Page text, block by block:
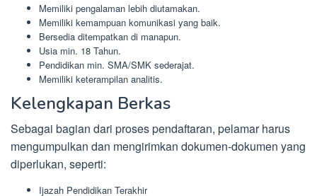
Memiliki pengalaman lebih diutamakan.
Memiliki kemampuan komunikasi yang baik.
Bersedia ditempatkan di manapun.
Usia min. 18 Tahun.
Pendidikan min. SMA/SMK sederajat.
Memiliki keterampilan analitis.
Kelengkapan Berkas
Sebagai bagian dari proses pendaftaran, pelamar harus
mengumpulkan dan mengirimkan dokumen-dokumen yang
diperlukan, seperti:
Ijazah Pendidikan Terakhir